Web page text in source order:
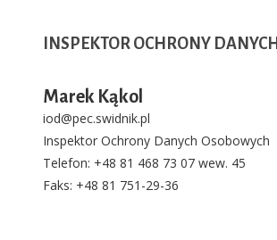
INSPEKTOROCHRONY DANYCH
Marek Kąkol
iod@pec.swidnik.pl
Inspektor Ochrony Danych Osobowych
Telefon: +48 81 468 73 07 wew. 45
Faks: +48 81 751-29-36